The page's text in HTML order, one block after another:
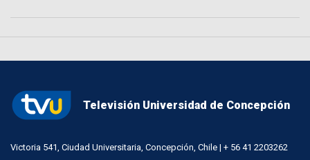
Televisión Universidad de Concepción
Victoria 541, Ciudad Universitaria, Concepción, Chile | + 56 41 2203262